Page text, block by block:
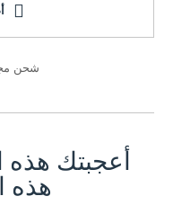
شحن
أعجبتك
هذه